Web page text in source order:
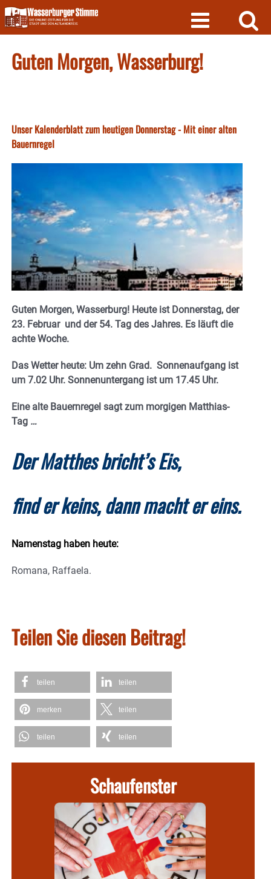
Skip
to
content
Guten Morgen, Wasserburg!
Unser Kalenderblatt zum heutigen Donnerstag - Mit einer alten
Bauernregel
Guten Morgen, Wasserburg! Heute ist Donnerstag, der
23. Februar und der 54. Tag des Jahres. Es läuft die
achte Woche.
Das Wetter heute: Um zehn Grad. Sonnenaufgang ist
um 7.02 Uhr. Sonnenuntergang ist um 17.45 Uhr.
Eine alte Bauernregel sagt zum morgigen Matthias-
Tag …
Der Matthes bricht’s Eis,
find er keins, dann macht er eins.
Namenstag haben heute:
Romana, Raffaela.
Teilen Sie diesen Beitrag!
teilen teilen
merken teilen
teilen teilen
Schaufenster